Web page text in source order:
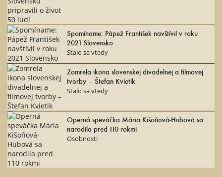
Spomíname: Pápež František navštívil v roku
2021 Slovensko
Stalo sa vtedy
Zomrela ikona slovenskej divadelnej a filmovej
tvorby – Štefan Kvietik
Stalo sa vtedy
Operná speváčka Mária Kišoňová-Hubová sa
narodila pred 110 rokmi
Osobnosti